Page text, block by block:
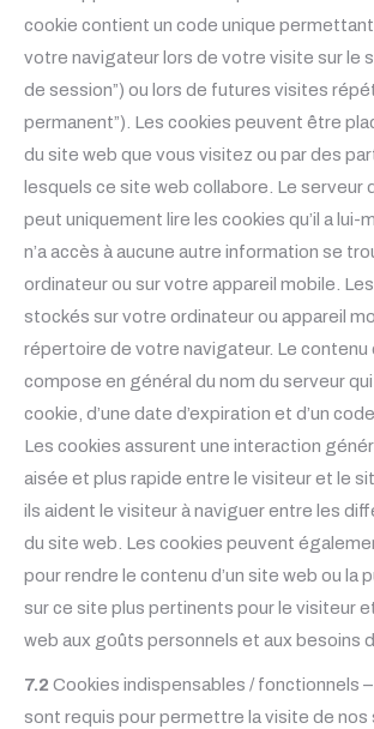
cookie contient un code unique
votre navigateur lors de votre visite sur le
de session”) ou lors de futures visites
permanent”). Les cookies peuvent être
du site web que vous visitez ou par des
lesquels ce site web collabore. Le serveur
peut uniquement lire les cookies qu’il a lui-
n’a accès à aucune autre information se
ordinateur ou sur votre appareil mobile.
stockés sur votre ordinateur ou appareil
répertoire de votre navigateur. Le contenu
compose en général du nom du serveur qui
cookie, d’une date d’expiration et d’un
Les cookies assurent une interaction
aisée et plus rapide entre le visiteur et le
ils aident le visiteur à naviguer entre les
du site web. Les cookies peuvent
pour rendre le contenu d’un site web ou la
sur ce site plus pertinents pour le visiteur
web aux goûts personnels et aux besoins
7.2 Cookies indispensables / fonctionnels
sont requis pour permettre la visite de nos